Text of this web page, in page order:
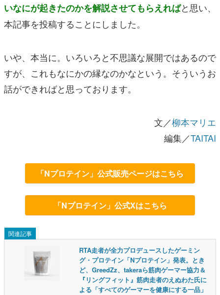
いなにが起きたのかを解説させてもらえればと思い、
本記事を投稿することにしました。
いや、本当に。いろいろと不思議な展開ではあるので
すが、これもなにかの縁なのかなという。そういうお
話ができればと思っております。
文／柳本マリエ
編集／TAITAI
「Nプロテイン」公式販売ページはこちら
「Nプロテイン」公式Xはこちら
関連記事
RTA走者が全力プロデュースしたゲーミン
グ・プロテイン「Nプロテイン」発表。とき
ど、GreedZz、takeraら筋肉ゲーマー協力＆
『リングフィット』筋肉走者のえぬわた氏に
よる「すべてのゲーマーを健康にする一品」